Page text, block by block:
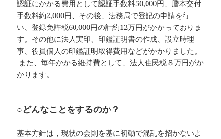
認証にかかる費用として認証手数料50,000円、謄本交付
手数料約2,000円、その後、法務局で登記の申請を行
い、登録免許税60,000円の計約12万円がかかっておりま
す。その他に法人実印、印鑑証明書の作成、設立時理
事、役員個人の印鑑証明取得費用などがかかりました。
また、毎年かかる維持費として、法人住民税８万円がか
かります。
○どんなことをするのか？
基本方針は，現状の会則を基に初動で混乱を招かないよ